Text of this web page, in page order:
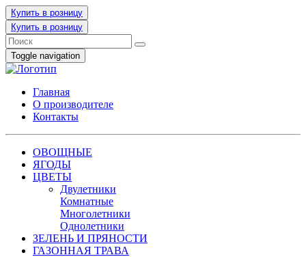
Купить в розницу
Купить в розницу
Toggle navigation
Главная
О производителе
Контакты
ОВОЩНЫЕ
ЯГОДЫ
ЦВЕТЫ
Двулетники
Комнатные
Многолетники
Однолетники
ЗЕЛЕНЬ И ПРЯНОСТИ
ГАЗОННАЯ ТРАВА